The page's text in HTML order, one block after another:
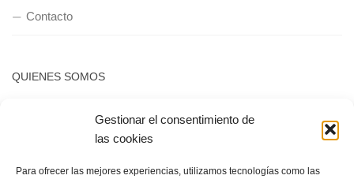
Gestionar el consentimiento de
las cookies
Para ofrecer las mejores experiencias, utilizamos tecnologías como las
Contacto
QUIENES SOMOS
POLÍTICA DE PRIVACIDAD